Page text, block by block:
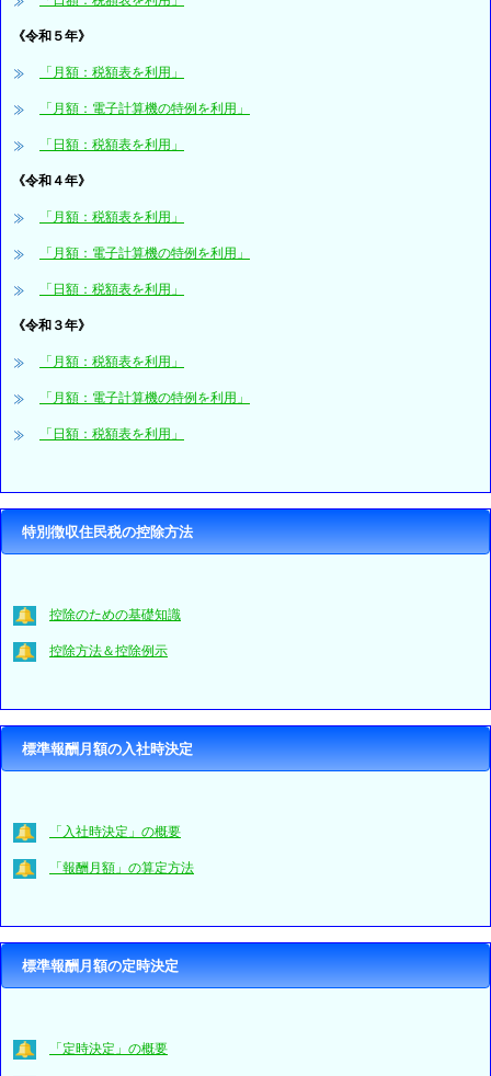
《令和５年》
「月額：税額表を利用」
「月額：電子計算機の特例を利用」
「日額：税額表を利用」
《令和４年》
「月額：税額表を利用」
「月額：電子計算機の特例を利用」
「日額：税額表を利用」
《令和３年》
「月額：税額表を利用」
「月額：電子計算機の特例を利用」
「日額：税額表を利用」
特別徴収住民税の控除方法
控除のための基礎知識
控除方法＆控除例示
標準報酬月額の入社時決定
「入社時決定」の概要
「報酬月額」の算定方法
標準報酬月額の定時決定
「定時決定」の概要